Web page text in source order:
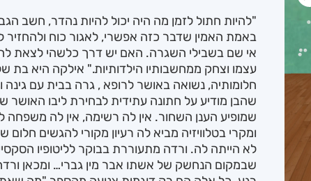
"להיות חתול לזמן מה היה יכול להיות נהדר, חשב
באמת האמין שדבר כזה אפשרי, לאגור כוח ולהחזיר
אי שם בשבילי השגרה. האם יש דרך כלשהי לצאת
עצמו וצחק ממחשבותיו הילדותיות." אילקה היא בת
חלומותיה, נשואה באושר לרופא , גרה בבית עם גינה
שהבן מודיע על חתונה עתידית לבחירת ליבו האושר
שמופיע הענן השחור. אין לה רשימה, אין לה משפחה
ומקרי בטלוויזיה מביא לה רעיון מקורי להגשים
לא הייתה לה. ורדה מתעוררת בבוקר לליטופיו
שבמקום הנחשק של אשתו אבר מין גברי… ומכאן